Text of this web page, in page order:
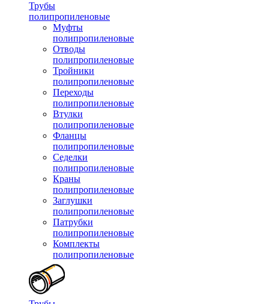
Трубы
полипропиленовые
Муфты
полипропиленовые
Отводы
полипропиленовые
Тройники
полипропиленовые
Переходы
полипропиленовые
Втулки
полипропиленовые
Фланцы
полипропиленовые
Седелки
полипропиленовые
Краны
полипропиленовые
Заглушки
полипропиленовые
Патрубки
полипропиленовые
Комплекты
полипропиленовые